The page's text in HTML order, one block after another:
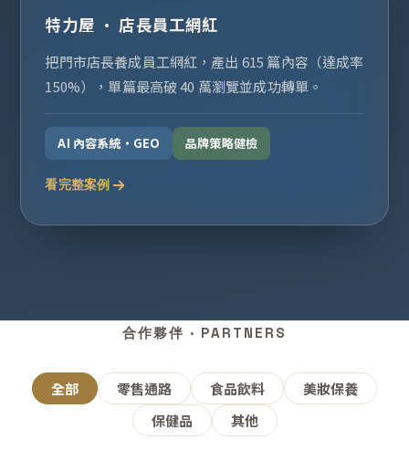
特力屋 · 店長員工網紅
把門市店長養成員工網紅，產出 615 篇內容（達成率
150%），單篇最高破 40 萬瀏覽並成功轉單。
AI 內容系統・GEO 品牌策略健檢
看完整案例
合作夥伴 · PARTNERS
全部 零售通路 食品飲料
美妝保養
保健品
其他